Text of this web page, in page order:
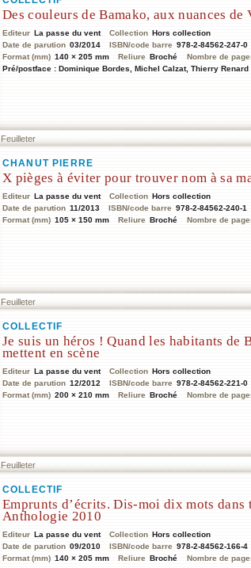
Des couleurs de Bamako, aux nuances de
Editeur La passe du vent Collection Hors collection
Date de parution 03/2014 ISBN/code barre 978-2-84562-247-0
Format (mm) 140 × 205 mm Reliure Broché Nombre de
Pré/postface : Dominique Bordes, Michel Calzat, Thierry Renard
Feuilleter
CHANUT PIERRE
X pièges à éviter pour trouver nom à sa
Editeur La passe du vent Collection Hors collection
Date de parution 11/2013 ISBN/code barre 978-2-84562-240-1
Format (mm) 105 × 150 mm Reliure Broché Nombre de
Feuilleter
COLLECTIF
Je suis un héros ! Quand les habitants de
mettent en scène
Editeur La passe du vent Collection Hors collection
Date de parution 12/2012 ISBN/code barre 978-2-84562-221-0
Format (mm) 200 × 210 mm Reliure Broché Nombre de
Feuilleter
COLLECTIF
Emprunts d’écrits. Dis-moi dix mots dans
Anthologie 2010
Editeur La passe du vent Collection Hors collection
Date de parution 09/2010 ISBN/code barre 978-2-84562-166-4
Format (mm) 140 × 205 mm Reliure Broché Nombre de